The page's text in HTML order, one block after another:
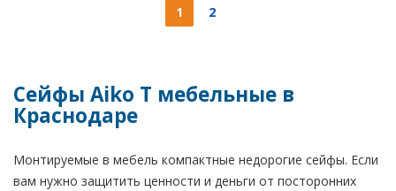
1 2
Сейфы Aiko T мебельные в
Краснодаре
Монтируемые в мебель компактные недорогие сейфы. Если
вам нужно защитить ценности и деньги от посторонних